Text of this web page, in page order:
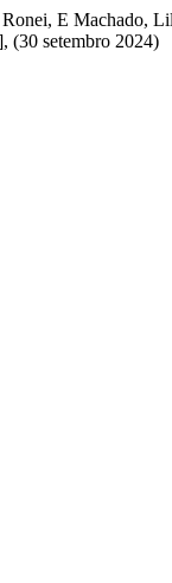
E Machado,
(30 setembro 2024)